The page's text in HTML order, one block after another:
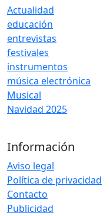
Actualidad
educación
entrevistas
festivales
instrumentos
música electrónica
Musical
Navidad 2025
Información
Aviso legal
Política de privacidad
Contacto
Publicidad